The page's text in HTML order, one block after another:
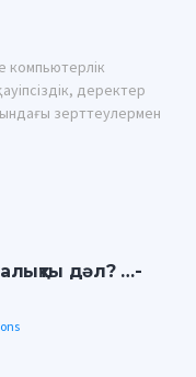
компьютерлік
деректер
зерттеулермен
дәл? …-